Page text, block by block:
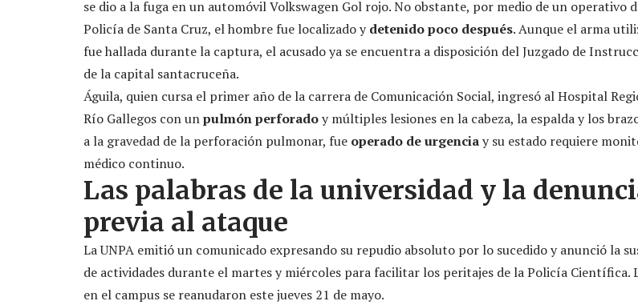
se dio a la fuga en un automóvil Volkswagen Gol rojo. No obstante, por medio de un operativo
Policía de Santa Cruz, el hombre fue localizado ydetenido poco después. Aunque el arma
fue hallada durante la captura, el acusado ya se encuentra a disposición del Juzgado de
de la capital santacruceña.
Águila, quien cursa el primer año de la carrera de Comunicación Social, ingresó al Hospital
Río Gallegos con unpulmón perforadoy múltiples lesiones en la cabeza, la espalda y los
a la gravedad de la perforación pulmonar, fue operado de urgenciay su estado requiere
médico continuo.
Las palabras de la universidad y la
previa al ataque
La UNPA emitió un comunicado expresando su repudio absoluto por lo sucedido y anunció la
de actividades durante el martes y miércoles para facilitar los peritajes de la Policía Científica.
en el campus se reanudaron este jueves 21 de mayo.